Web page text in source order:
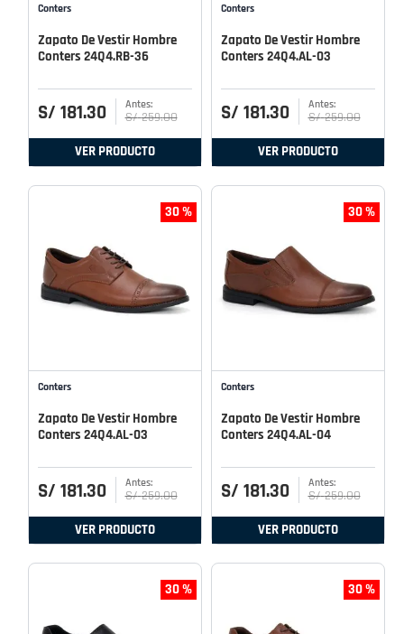
Conters
Zapato De Vestir Hombre
Conters 24Q4.RB-36
S/ 181.30 S/ 259.00
VER PRODUCTO
Conters
Zapato De Vestir Hombre
Conters 24Q4.AL-03
S/ 181.30 S/ 259.00
VER PRODUCTO
30 %
Conters
Zapato De Vestir Hombre
Conters 24Q4.AL-03
S/ 181.30 S/ 259.00
VER PRODUCTO
30 %
Conters
Zapato De Vestir Hombre
Conters 24Q4.AL-04
S/ 181.30 S/ 259.00
VER PRODUCTO
30 % 30 %